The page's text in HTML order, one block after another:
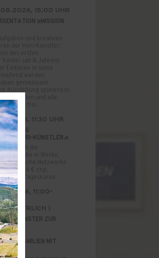
»MISSION
und kreativen
der Höri-Künstler:
des ersten
Kinder (ab 8 Jahren)
Einblicke in seine
werden
gemeinsam
Ausstellung spielerisch
ist frei.
11:30 UHR
DIE HÖRI-KÜNSTLER.«
durch die
Einblicke in Werke,
Netzwerke
4 € zzgl.
Tageskasse
11:00-
)
»EIN FENSTER ZUR
·
FÜR FAMILIEN MIT